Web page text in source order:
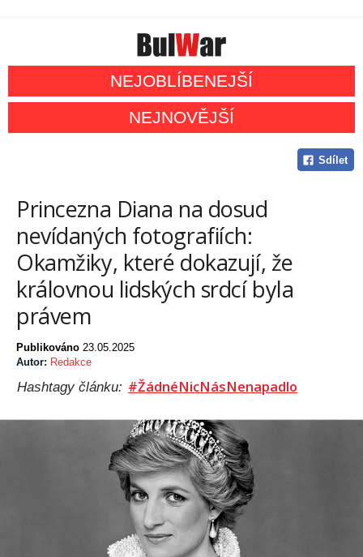
NEJOBLÍBENEJŠÍ
NEJNOVĚJŠÍ
Sdílet
Princezna Diana na dosud
nevídaných fotografiích:
Okamžiky, které dokazují, že
královnou lidských srdcí byla
právem
Publikováno 23.05.2025
Autor: Redakce
Hashtagy článku: #ŽádnéNicNásNenapadlo